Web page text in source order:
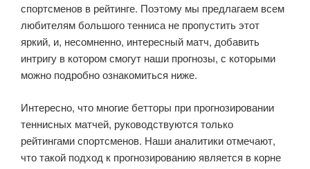
спортсменов в рейтинге. Поэтому мы предлагаем всем
любителям большого тенниса не пропустить этот
яркий, и, несомненно, интересный матч, добавить
интригу в котором смогут наши прогнозы, с которыми
можно подробно ознакомиться ниже.
Интересно, что многие бетторы при прогнозировании
теннисных матчей, руководствуются только
рейтингами спортсменов. Наши аналитики отмечают,
что такой подход к прогнозированию является в корне